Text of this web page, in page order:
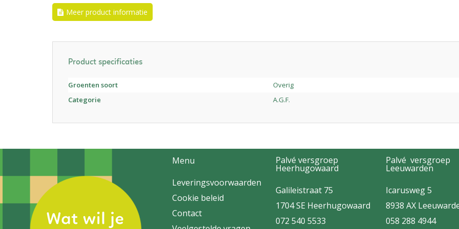
Meer product informatie
Product specificaties
Groenten soort
Overig
Categorie
A.G.F.
Menu
Leveringsvoorwaarden
Cookie beleid
Contact
Palvé versgroep
Heerhugowaard
Galileistraat 75
1704 SE Heerhugowaard
072 540 5533
Palvé versgroep
Leeuwarden
Icarusweg 5
8938 AX
058 288 4944